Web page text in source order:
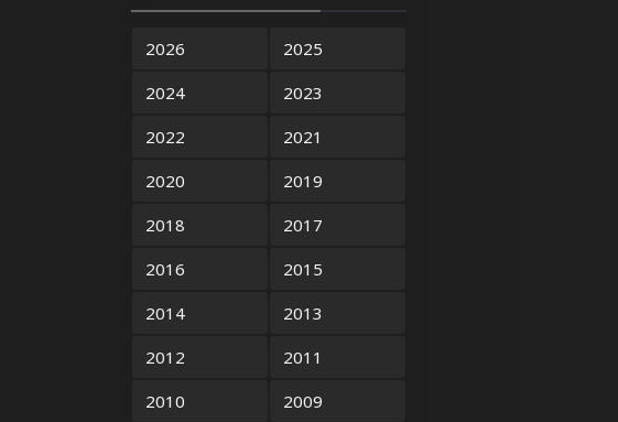
2026
2025
2024
2023
2022
2021
2020
2019
2018
2017
2016
2015
2014
2013
2012
2011
2010
2009